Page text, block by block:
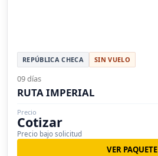
REPÚBLICA CHECA SIN VUELO
09 días
RUTA IMPERIAL
Precio
Cotizar
Precio bajo solicitud
VER PAQUETE